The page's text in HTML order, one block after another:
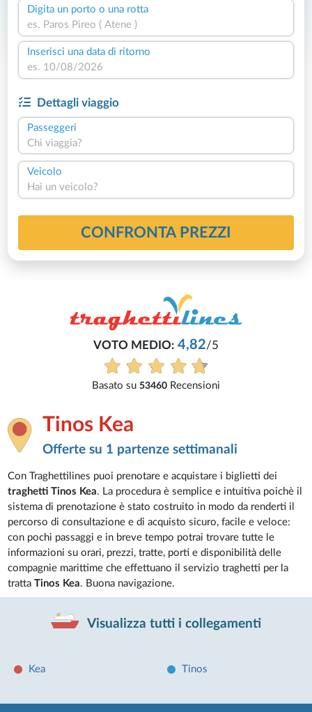
Digita un porto o una rotta
Inserisci una data di ritorno
Dettagli viaggio
Passeggeri
Chi viaggia?
Veicolo
Hai un veicolo?
CONFRONTA PREZZI
VOTO MEDIO: 4,82/5
Basato su 53460 Recensioni
Tinos Kea
Offerte su 1 partenze settimanali
Con Traghettilines puoi prenotare e acquistare i biglietti dei
traghetti Tinos Kea. La procedura è semplice e intuitiva poichè il
sistema di prenotazione è stato costruito in modo da renderti il
percorso di consultazione e di acquisto sicuro, facile e veloce:
con pochi passaggi e in breve tempo potrai trovare tutte le
informazioni su orari, prezzi, tratte, porti e disponibilità delle
compagnie marittime che effettuano il servizio traghetti per la
trattaTinos Kea. Buona navigazione.
Visualizza tutti i collegamenti
Kea Tinos